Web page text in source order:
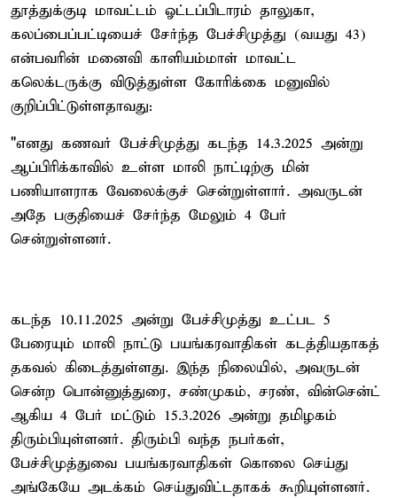
தூத்துக்குடி மாவட்டம் ஓட்டப்பிடாரம் தாலுகா,
கலப்பைப்பட்டியைச் சேர்ந்த பேச்சிமுத்து (வயது 43)
என்பவரின் மனைவி காளியம்மாள் மாவட்ட
கலெக்டருக்கு விடுத்துள்ள கோரிக்கை மனுவில்
குறிப்பிட்டுள்ளதாவது:
"எனது கணவர் பேச்சிமுத்து கடந்த 14.3.2025 அன்று
ஆப்பிரிக்காவில் உள்ள மாலி நாட்டிற்கு மின்
பணியாளராக வேலைக்குச் சென்றுள்ளார். அவருடன்
அதே பகுதியைச் சேர்ந்த மேலும் 4 பேர்
சென்றுள்ளனர்.
கடந்த 10.11.2025 அன்று பேச்சிமுத்து உட்பட 5
பேரையும் மாலி நாட்டு பயங்கரவாதிகள் கடத்தியதாகத்
தகவல் கிடைத்துள்ளது. இந்த நிலையில், அவருடன்
சென்ற பொன்னுத்துரை, சண்முகம், சரண், வின்சென்ட்
ஆகிய 4 பேர் மட்டும் 15.3.2026 அன்று தமிழகம்
திரும்பியுள்ளனர். திரும்பி வந்த நபர்கள்,
பேச்சிமுத்துவை பயங்கரவாதிகள் கொலை செய்து
அங்கேயே அடக்கம் செய்துவிட்டதாகக் கூறியுள்ளனர்.